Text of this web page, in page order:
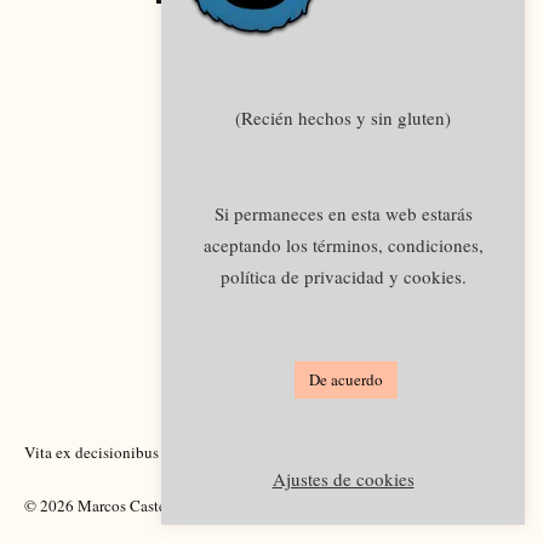
Vita ex decisionibus pendet.
© 2026 Marcos Castellano.
(Recién hechos y sin gluten)
Si permaneces en esta web estarás
aceptando los términos, condiciones,
política de privacidad y cookies.
De acuerdo
Ajustes de cookies